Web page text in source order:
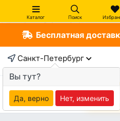
Каталог Поиск
Бесплатная
Санкт-Петербург
Вы тут?
Да, верно Нет, изменить